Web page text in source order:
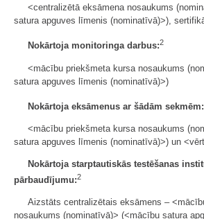
<centralizētā eksāmena nosaukums
satura apguves līmenis (nominatīvā)>),
Nokārtoja monitoringa darbus:2
<mācību priekšmeta kursa nosaukums
satura apguves līmenis (nominatīvā)>)
Nokārtoja eksāmenus ar šādām sekmēm:
<mācību priekšmeta kursa nosaukums
satura apguves līmenis (nominatīvā)>) un
Nokārtoja starptautiskās testēšanas
pārbaudījumu:2
Aizstāts centralizētais eksāmens –
nosaukums (nominatīvā)> (<mācību satura